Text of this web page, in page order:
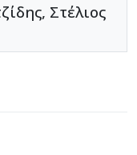
Στέλιος